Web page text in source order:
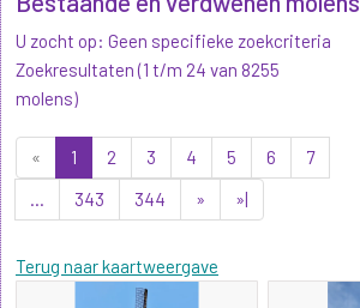
U zocht op: Geen specifieke zoekcriteria
Zoekresultaten (1 t/m 24 van 8255
molens)
« 1 2 3 4 5 6
7
...
343 344 » »|
Terug naar kaartweergave